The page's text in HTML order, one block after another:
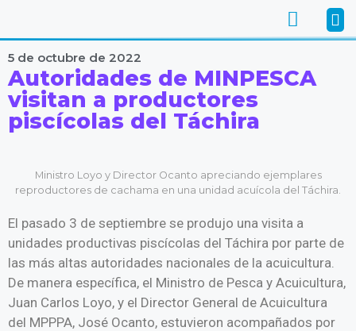
5 de octubre de 2022
Autoridades de MINPESCA
visitan a productores
piscícolas del Táchira
Ministro Loyo y Director Ocanto apreciando ejemplares
reproductores de cachama en una unidad acuícola del Táchira.
El pasado 3 de septiembre se produjo una visita a
unidades productivas piscícolas del Táchira por parte de
las más altas autoridades nacionales de la acuicultura.
De manera específica, el Ministro de Pesca y Acuicultura,
Juan Carlos Loyo, y el Director General de Acuicultura
del MPPPA, José Ocanto, estuvieron acompañados por